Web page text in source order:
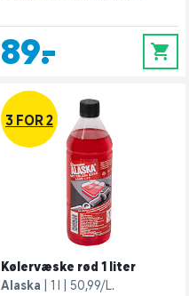
89,- 0
3 FOR 2
Kølervæske rød 1 liter
Alaska
1 l 50,99/L.